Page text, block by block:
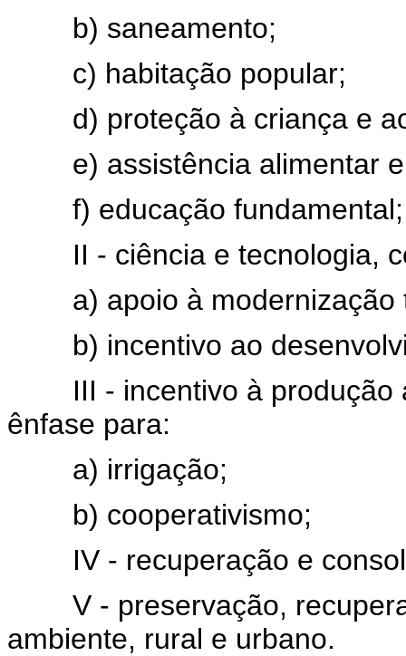
b) saneamento;
c) habitação popular;
d) proteção à criança e
e) assistência alimentar e
f) educação fundamental;
II - ciência e tecnologia,
a) apoio à modernização
b) incentivo ao
III - incentivo à produção
ênfase para:
a) irrigação;
b) cooperativismo;
IV - recuperação e
V - preservação,
ambiente, rural e urbano.